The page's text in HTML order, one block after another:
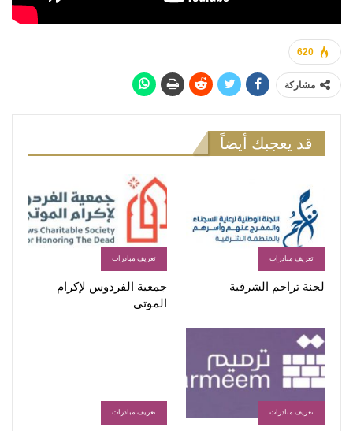
620
مشاركة
قد يعجبك أيضاً
تعريف مبادرات
لجنة تراحم الشرقية
تعريف مبادرات
جمعية الفردوس لإكرام
الموتى
تعريف مبادرات تعريف مبادرات